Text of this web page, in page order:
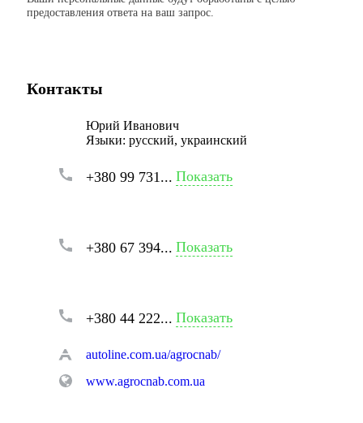
предоставления ответа на ваш запрос.
Контакты
Юрий Иванович
Языки: русский, украинский
+380 99 731... Показать
+380 67 394... Показать
+380 44 222... Показать
autoline.com.ua/agrocnab/
www.agrocnab.com.ua